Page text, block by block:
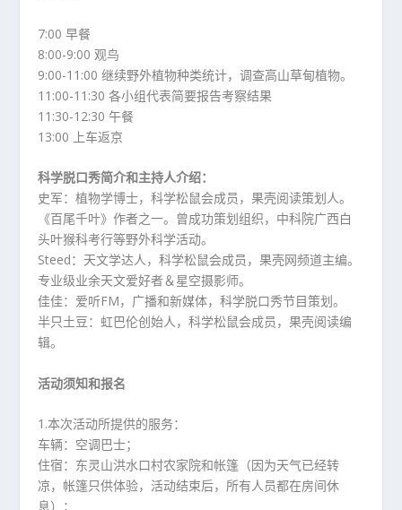
7:00 早餐
8:00-9:00 观鸟
9:00-11:00 继续野外植物种类统计，调查高山草甸植物。
11:00-11:30 各小组代表简要报告考察结果
11:30-12:30 午餐
13:00 上车返京
科学脱口秀简介和主持人介绍：
史军：植物学博士，科学松鼠会成员，果壳阅读策划人。
《百尾千叶》作者之一。曾成功策划组织，中科院广西白
头叶猴科考行等野外科学活动。
Steed：天文学达人，科学松鼠会成员，果壳网频道主编。
专业级业余天文爱好者＆星空摄影师。
佳佳：爱听FM，广播和新媒体，科学脱口秀节目策划。
半只土豆：虹巴伦创始人，科学松鼠会成员，果壳阅读编
辑。
活动须知和报名
1.本次活动所提供的服务：
车辆：空调巴士；
住宿：东灵山洪水口村农家院和帐篷（因为天气已经转
凉，帐篷只供体验，活动结束后，所有人员都在房间休
息）；